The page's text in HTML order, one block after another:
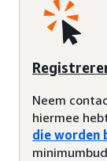
Neem
hiermee
die worden